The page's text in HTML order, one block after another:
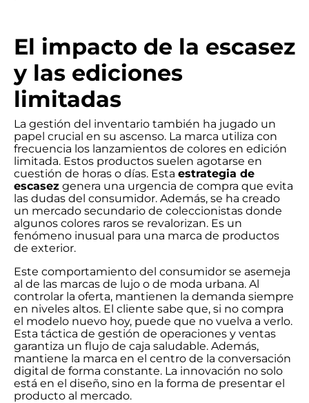
El impacto de la escasez
y las ediciones
limitadas
La gestión del inventario también ha jugado un
papel crucial en su ascenso. La marca utiliza con
frecuencia los lanzamientos de colores en edición
limitada. Estos productos suelen agotarse en
cuestión de horas o días. Esta estrategia de
escasez genera una urgencia de compra que evita
las dudas del consumidor. Además, se ha creado
un mercado secundario de coleccionistas donde
algunos colores raros se revalorizan. Es un
fenómeno inusual para una marca de productos
de exterior.
Este comportamiento del consumidor se asemeja
al de las marcas de lujo o de moda urbana. Al
controlar la oferta, mantienen la demanda siempre
en niveles altos. El cliente sabe que, si no compra
el modelo nuevo hoy, puede que no vuelva a verlo.
Esta táctica de gestión de operaciones y ventas
garantiza un flujo de caja saludable. Además,
mantiene la marca en el centro de la conversación
digital de forma constante. La innovación no solo
está en el diseño, sino en la forma de presentar el
producto al mercado.